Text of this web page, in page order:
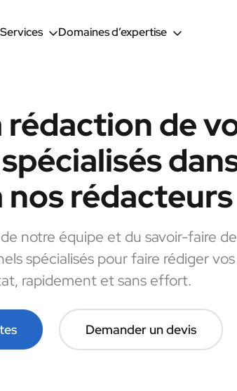
Services Domaines d’expertise
rédaction de
rédacteurs
notre équipe et du savoir-faire
spécialisés pour faire rédiger
rapidement et sans effort.
Demander un devis